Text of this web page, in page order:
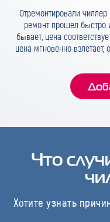
Отремонтировали
ремонт прошел быстро
бывает, цена
цена мгновенно
Что
Хотите узнать